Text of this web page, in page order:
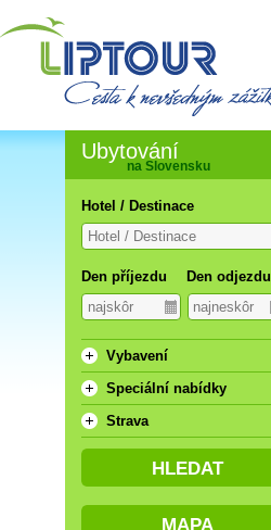
Ubytování
na Slovensku
Hotel / Destinace
Den příjezdu Den odjezdu
Vybavení
Speciální nabídky
Strava